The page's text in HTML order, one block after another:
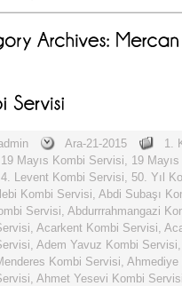
Ara-21-2015 1.
19 Mayıs Kombi Servisi, 19
4. Levent Kombi Servisi, 50. Yıl
Kombi Servisi, Abdi Subaşı
Servisi, Abdurrrahmangazi
, Acarkent Kombi Servisi,
, Adem Yavuz Kombi Servisi,
Kombi Servisi, Ahmediye
, Ahmet Yesevi Kombi Servisi